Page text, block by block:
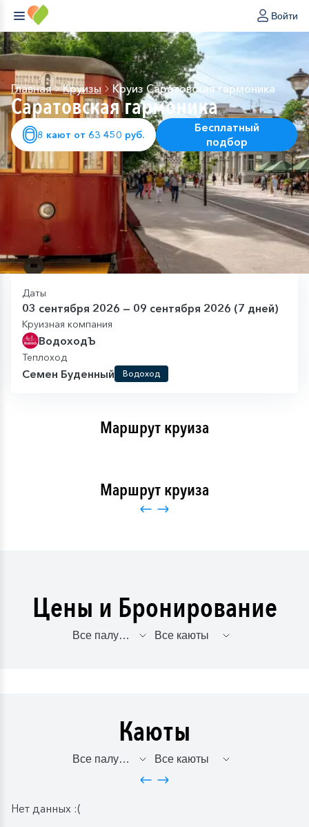
Войти
Главная Круизы Круиз Саратовская гармоника
Саратовская гармоника
8 кают от 63 450 руб.
Бесплатный
подбор
Даты
03 сентября 2026 — 09 сентября 2026 (7 дней)
Круизная компания
ВодоходЪ
Теплоход
Семен Буденный Водоход
Маршрут круиза
Маршрут круиза
Цены и Бронирование
Каюты
Нет данных :(